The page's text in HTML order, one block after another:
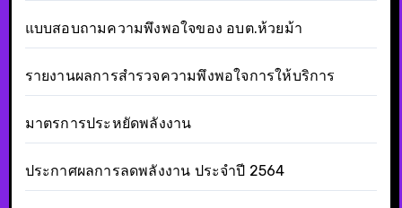
แบบสอบถามความพึงพอใจของ อบต.ห้วยม้า
รายงานผลการสำรวจความพึงพอใจการให้บริการ
มาตรการประหยัดพลังงาน
ประกาศผลการลดพลังงาน ประจำปี 2564